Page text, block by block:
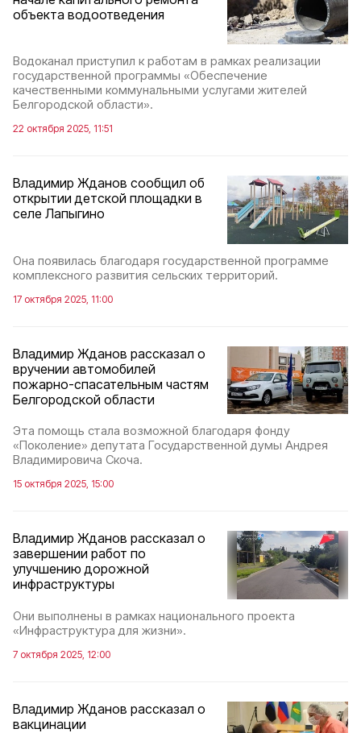
объекта водоотведения
Водоканал приступил к работам в рамках реализации
государственной программы «Обеспечение
качественными коммунальными услугами жителей
Белгородской области».
22 октября 2025, 11:51
Владимир Жданов сообщил об
открытии детской площадки в
селе Лапыгино
Она появилась благодаря государственной программе
комплексного развития сельских территорий.
17 октября 2025, 11:00
Владимир Жданов рассказал о
вручении автомобилей
пожарно-спасательным частям
Белгородской области
Эта помощь стала возможной благодаря фонду
«Поколение» депутата Государственной думы Андрея
Владимировича Скоча.
15 октября 2025, 15:00
Владимир Жданов рассказал о
завершении работ по
улучшению дорожной
инфраструктуры
Они выполнены в рамках национального проекта
«Инфраструктура для жизни».
7 октября 2025, 12:00
Владимир Жданов рассказал о
вакцинации